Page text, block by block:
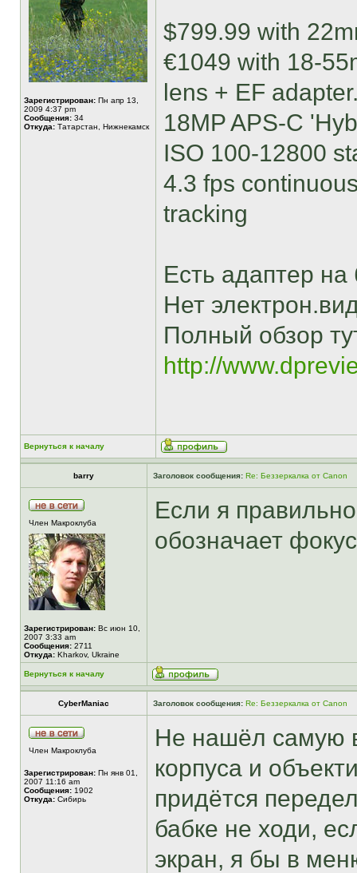
Зарегистрирован: Пн апр 13,
2009 4:37 pm
Сообщения: 34
Откуда: Татарстан, Нижнекамск
$799.99 with
€1049 with 18-
lens + EF
18MP APS-C
ISO 100-12800
4.3 fps
tracking
Есть адаптер на
Нет
Полный обзор
http://
Вернуться к началу
barry Заголовок сообщения: Re: Беззеркалка от Canon
Член Макроклуба
Зарегистрирован: Вс июн 10,
2007 3:33 am
Сообщения: 2711
Откуда: Kharkov, Ukraine
Если я
обозначает
Вернуться к началу
CyberManiac Заголовок сообщения: Re: Беззеркалка от Canon
Член Макроклуба
Зарегистрирован: Пн янв 01,
2007 11:16 am
Сообщения: 1902
Откуда: Сибирь
Не нашёл самую
корпуса и
придётся
бабке не ходи,
экран, я бы в